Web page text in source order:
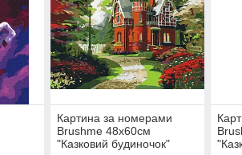
Картина за номерами
Brushme 48x60см
"Казковий будиночок"